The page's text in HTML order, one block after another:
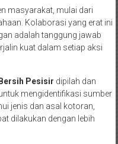
masyarakat, mulai dari
Kolaborasi yang erat ini
adalah tanggung jawab
kuat dalam setiap aksi
Pesisir dipilah dan
mengidentifikasi sumber
jenis dan asal kotoran,
dilakukan dengan lebih